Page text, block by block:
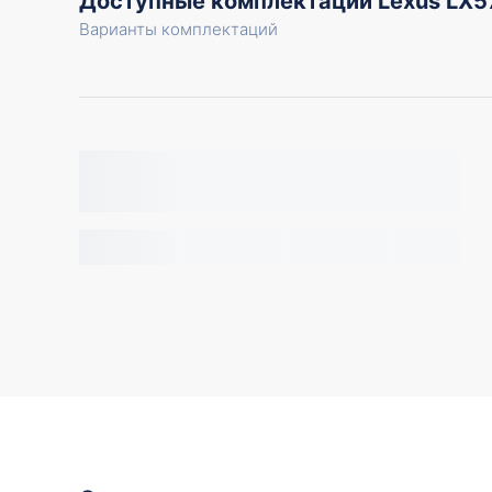
Варианты комплектаций